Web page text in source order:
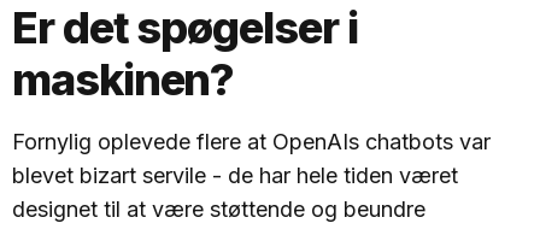
Er det spøgelser i
maskinen?
Fornylig oplevede flere at OpenAIs chatbots var
blevet bizart servile - de har hele tiden været
designet til at være støttende og beundre